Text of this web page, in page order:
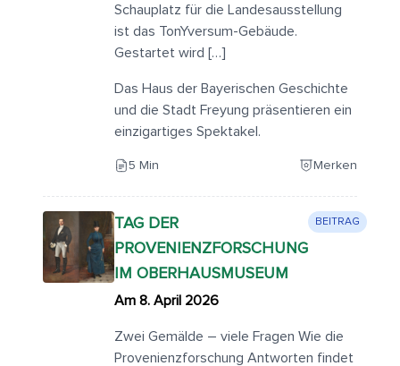
Schauplatz für die Landesausstellung
ist das TonYversum-Gebäude.
Gestartet wird […]
Das Haus der Bayerischen Geschichte
und die Stadt Freyung präsentieren ein
einzigartiges Spektakel.
5 Min Merken
TAG DER
PROVENIENZFORSCHUNG
IM OBERHAUSMUSEUM
BEITRAG
Am 8. April 2026
Zwei Gemälde – viele Fragen Wie die
Provenienzforschung Antworten findet